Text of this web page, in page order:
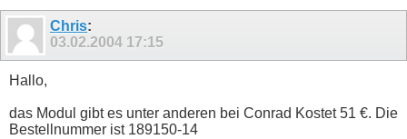
#init
deact shs : reset =off : reset =on
pause 30
#anzeige
print
print "Namen erkennen <A> [B] Pointer lesen"
print "Namen trainieren <C> <D> Kommunikation ??"
print "Wort sagen <G> <H> Directory lesen"
print "Startbeep ein [I] <J> Startbeep aus"
Chris:
03.02.2004 17:15
Hallo,
das Modul gibt es unter anderen bei Conrad Kostet 51 €. Die
Bestellnummer ist 189150-14